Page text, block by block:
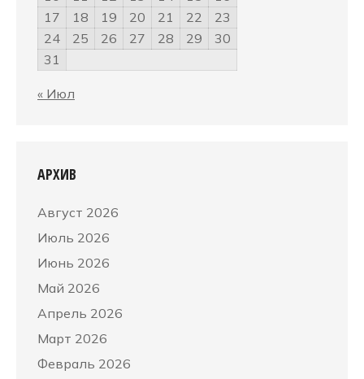
17
18 19 20 21 22
23
24
25 26 27 28 29
30
31
« Июл
АРХИВ
Август 2026
Июль 2026
Июнь 2026
Май 2026
Апрель 2026
Март 2026
Февраль 2026